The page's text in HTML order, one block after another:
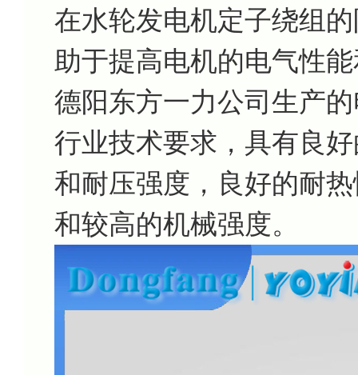
在水轮发电机定子绕组
助于提高电机的电气性
德阳东方一力公司生产
行业技术要求，具有良
和耐压强度，良好的耐
和较高的机械强度。